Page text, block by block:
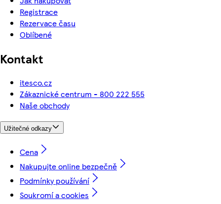
Registrace
Rezervace času
Oblíbené
Kontakt
itesco.cz
Zákaznické centrum - 800 222 555
Naše obchody
Užitečné odkazy
Cena
Nakupujte online bezpečně
Podmínky používání
Soukromí a cookies